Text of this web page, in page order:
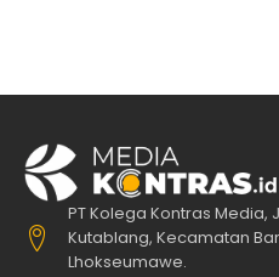
PT Kolega Kontras Media,
Kutablang, Kecamatan
Lhokseumawe.